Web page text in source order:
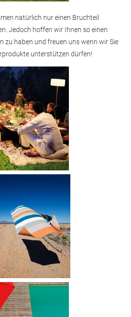
natürlich nur einen Bruchteil
Jedoch hoffen wir Ihnen so einen
zu haben und freuen uns wenn wir Sie
unterstützen dürfen!